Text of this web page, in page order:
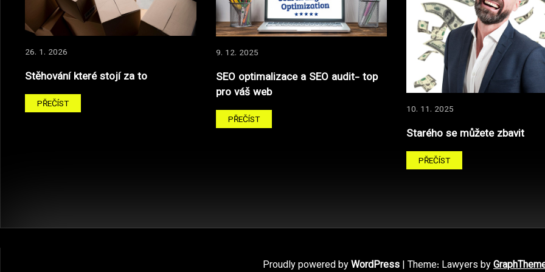
26. 1. 2026
Stěhování které stojí za to
PŘEČÍST
9. 12. 2025
SEO optimalizace a SEO audit- top
pro váš web
PŘEČÍST
10. 11. 2025
Starého se můžete zbavit
PŘEČÍST
Proudly powered byWordPress | Theme: Lawyers by